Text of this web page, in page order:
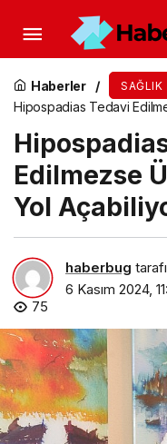
Haberler SAĞLIK
Hipospadias Tedavi
Edilmezse
Yol
haberbug
6 Kasım 2024,
75
Lösemi ilk 5 yaşta